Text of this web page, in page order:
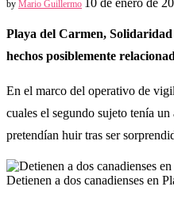
by Mario Guillermo
Playa del Carmen,
hechos posiblemente
En el marco del operativo de
cuales el segundo sujeto tenía
pretendían huir tras ser
Detienen a dos canadienses en